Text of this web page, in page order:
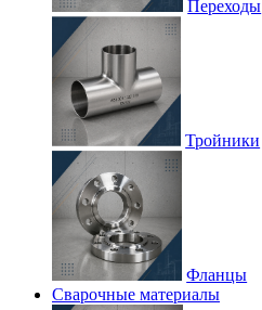
Переходы
Тройники
Фланцы
Сварочные материалы